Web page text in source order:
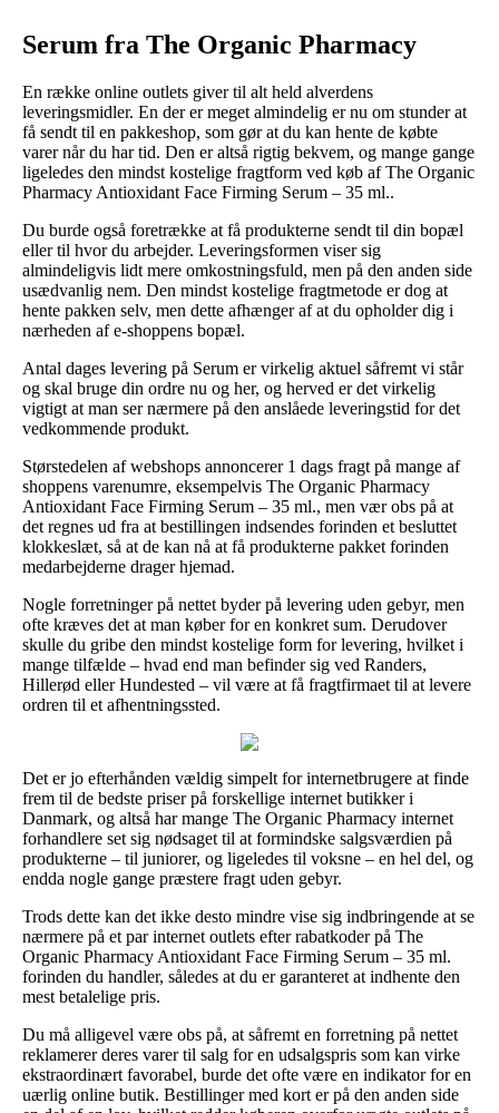
Serum fra The Organic Pharmacy
En række online outlets giver til alt held alverdens
leveringsmidler. En der er meget almindelig er nu om stunder at
få sendt til en pakkeshop, som gør at du kan hente de købte
varer når du har tid. Den er altså rigtig bekvem, og mange gange
ligeledes den mindst kostelige fragtform ved køb af The Organic
Pharmacy Antioxidant Face Firming Serum – 35 ml..
Du burde også foretrække at få produkterne sendt til din bopæl
eller til hvor du arbejder. Leveringsformen viser sig
almindeligvis lidt mere omkostningsfuld, men på den anden side
usædvanlig nem. Den mindst kostelige fragtmetode er dog at
hente pakken selv, men dette afhænger af at du opholder dig i
nærheden af e-shoppens bopæl.
Antal dages levering på Serum er virkelig aktuel såfremt vi står
og skal bruge din ordre nu og her, og herved er det virkelig
vigtigt at man ser nærmere på den anslåede leveringstid for det
vedkommende produkt.
Størstedelen af webshops annoncerer 1 dags fragt på mange af
shoppens varenumre, eksempelvis The Organic Pharmacy
Antioxidant Face Firming Serum – 35 ml., men vær obs på at
det regnes ud fra at bestillingen indsendes forinden et besluttet
klokkeslæt, så at de kan nå at få produkterne pakket forinden
medarbejderne drager hjemad.
Nogle forretninger på nettet byder på levering uden gebyr, men
ofte kræves det at man køber for en konkret sum. Derudover
skulle du gribe den mindst kostelige form for levering, hvilket i
mange tilfælde – hvad end man befinder sig ved Randers,
Hillerød eller Hundested – vil være at få fragtfirmaet til at levere
ordren til et afhentningssted.
Det er jo efterhånden vældig simpelt for internetbrugere at finde
frem til de bedste priser på forskellige internet butikker i
Danmark, og altså har mange The Organic Pharmacy internet
forhandlere set sig nødsaget til at formindske salgsværdien på
produkterne – til juniorer, og ligeledes til voksne – en hel del, og
endda nogle gange præstere fragt uden gebyr.
Trods dette kan det ikke desto mindre vise sig indbringende at se
nærmere på et par internet outlets efter rabatkoder på The
Organic Pharmacy Antioxidant Face Firming Serum – 35 ml.
forinden du handler, således at du er garanteret at indhente den
mest betalelige pris.
Du må alligevel være obs på, at såfremt en forretning på nettet
reklamerer deres varer til salg for en udsalgspris som kan virke
ekstraordinært favorabel, burde det ofte være en indikator for en
uærlig online butik. Bestillinger med kort er på den anden side